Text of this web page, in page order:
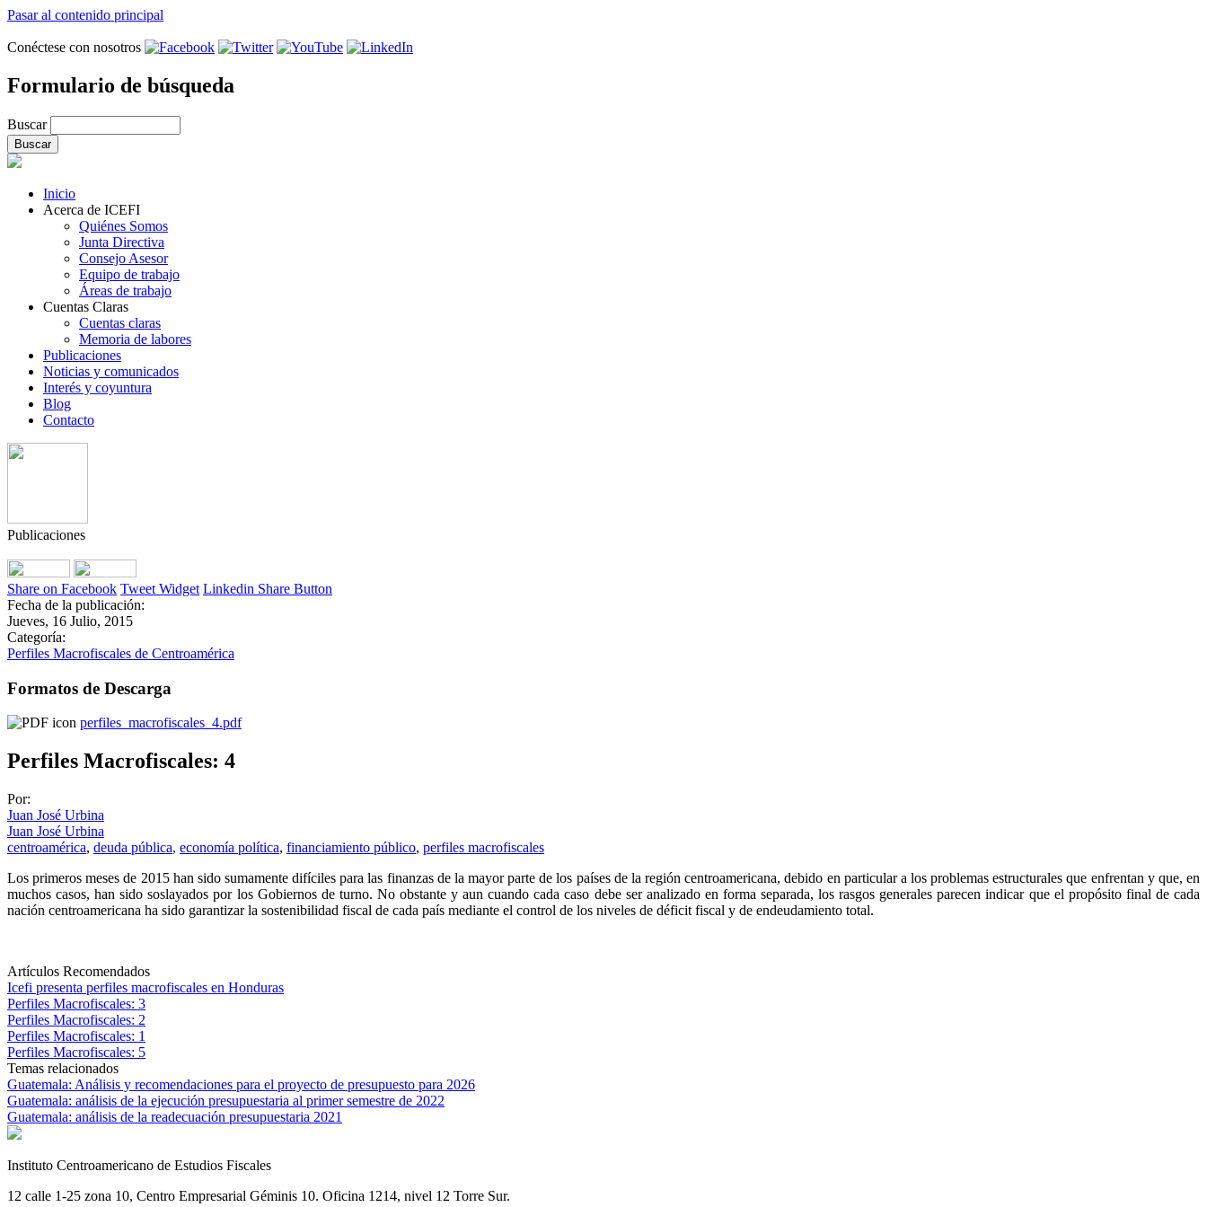
Pasar al contenido principal
Conéctese con nosotros
Formulario de búsqueda
Buscar
Inicio
Acerca de ICEFI
Quiénes Somos
Junta Directiva
Consejo Asesor
Equipo de trabajo
Áreas de trabajo
Cuentas Claras
Cuentas claras
Memoria de labores
Publicaciones
Noticias y comunicados
Interés y coyuntura
Blog
Contacto
Publicaciones
Share on Facebook Tweet Widget Linkedin Share Button
Fecha de la publicación:
Jueves, 16 Julio, 2015
Categoría:
Perfiles Macrofiscales de Centroamérica
Formatos de Descarga
perfiles_macrofiscales_4.pdf
Perfiles Macrofiscales: 4
Por:
Juan José Urbina
Juan José Urbina
centroamérica, deuda pública, economía política, financiamiento público, perfiles macrofiscales
Los primeros meses de 2015 han sido sumamente difíciles para las finanzas de la mayor parte de los países de la región centroamericana, debido en particular a los problemas estructurales que enfrentan y que, en
muchos casos, han sido soslayados por los Gobiernos de turno. No obstante y aun cuando cada caso debe ser analizado en forma separada, los rasgos generales parecen indicar que el propósito final de cada
nación centroamericana ha sido garantizar la sostenibilidad fiscal de cada país mediante el control de los niveles de déficit fiscal y de endeudamiento total.
Artículos Recomendados
Icefi presenta perfiles macrofiscales en Honduras
Perfiles Macrofiscales: 3
Perfiles Macrofiscales: 2
Perfiles Macrofiscales: 1
Perfiles Macrofiscales: 5
Temas relacionados
Guatemala: Análisis y recomendaciones para el proyecto de presupuesto para 2026
Guatemala: análisis de la ejecución presupuestaria al primer semestre de 2022
Guatemala: análisis de la readecuación presupuestaria 2021
Instituto Centroamericano de Estudios Fiscales
12 calle 1-25 zona 10, Centro Empresarial Géminis 10. Oficina 1214, nivel 12 Torre Sur.